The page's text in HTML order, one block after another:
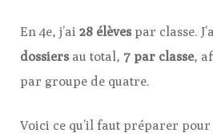
En 4e, j’ai 28 élèves par classe.
dossiers au total, 7 par classe,
par groupe de quatre.
Voici ce qu’il faut préparer pour